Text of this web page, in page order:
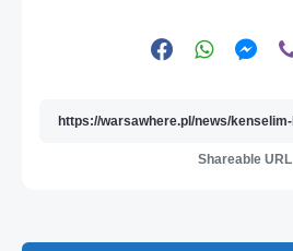
Shareable URL